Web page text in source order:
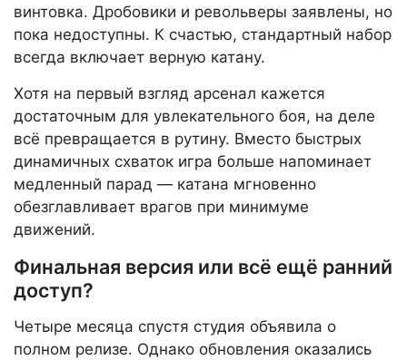
винтовка. Дробовики и револьверы заявлены, но
пока недоступны. К счастью, стандартный набор
всегда включает верную катану.
Хотя на первый взгляд арсенал кажется
достаточным для увлекательного боя, на деле
всё превращается в рутину. Вместо быстрых
динамичных схваток игра больше напоминает
медленный парад — катана мгновенно
обезглавливает врагов при минимуме
движений.
Финальная версия или всё ещё ранний
доступ?
Четыре месяца спустя студия объявила о
полном релизе. Однако обновления оказались